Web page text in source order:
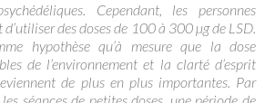
Cependant, les personnes
des doses de 100 à 300 µg de LSD.
hypothèse qu’à mesure que la dose
de l’environnement et la clarté d’esprit
de plus en plus importantes. Par